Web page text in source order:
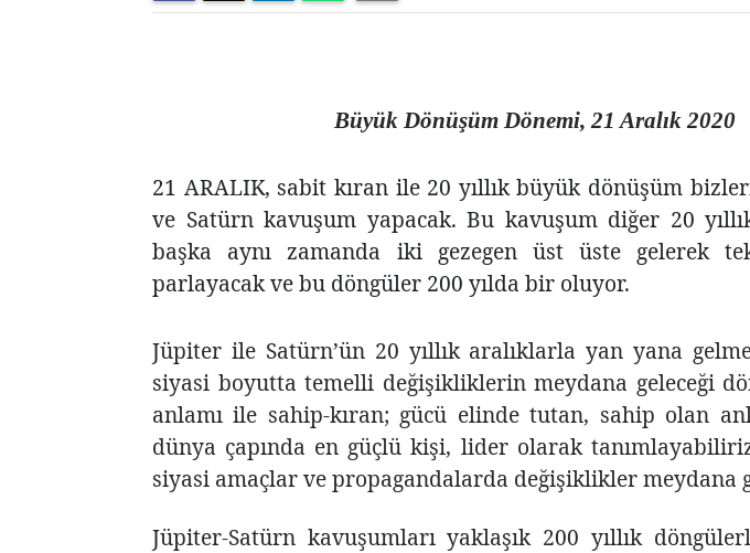
Büyük Dönüşüm Dönemi, 21 Aralık 2020
21 ARALIK, sabit kıran ile 20 yıllık büyük dönüşüm
ve Satürn kavuşum yapacak. Bu kavuşum diğer 20
başka aynı zamanda iki gezegen üst üste gelerek
parlayacak ve bu döngüler 200 yılda bir oluyor.
Jüpiter ile Satürn’ün 20 yıllık aralıklarla yan yana
siyasi boyutta temelli değişikliklerin meydana geleceği
anlamı ile sahip-kıran; gücü elinde tutan, sahip olan
dünya çapında en güçlü kişi, lider olarak
siyasi amaçlar ve propagandalarda değişiklikler meydana
Jüpiter-Satürn kavuşumları yaklaşık 200 yıllık